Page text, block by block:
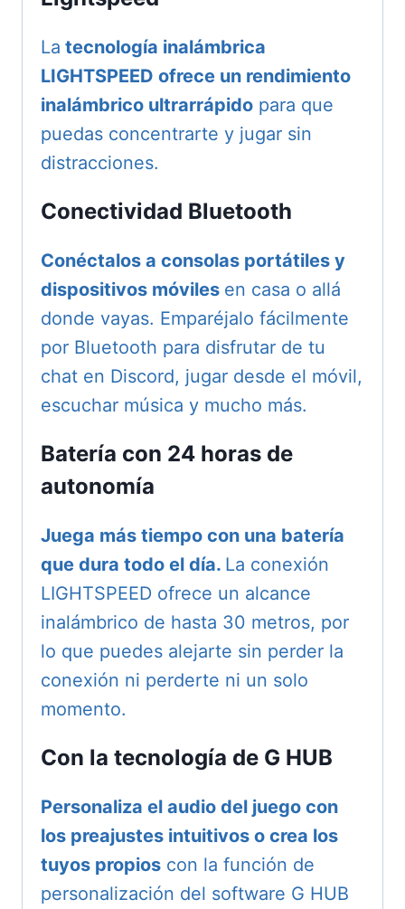
La tecnología inalámbrica
LIGHTSPEED ofrece un rendimiento
inalámbrico ultrarrápido para que
puedas concentrarte y jugar sin
distracciones.
Conectividad Bluetooth
Conéctalos a consolas portátiles y
dispositivos móviles en casa o allá
donde vayas. Emparéjalo fácilmente
por Bluetooth para disfrutar de tu
chat en Discord, jugar desde el móvil,
escuchar música y mucho más.
Batería con 24 horas de
autonomía
Juega más tiempo con una batería
que dura todo el día. La conexión
LIGHTSPEED ofrece un alcance
inalámbrico de hasta 30 metros, por
lo que puedes alejarte sin perder la
conexión ni perderte ni un solo
momento.
Con la tecnología de G HUB
Personaliza el audio del juego con
los preajustes intuitivos o crea los
tuyos propios con la función de
personalización del software G HUB